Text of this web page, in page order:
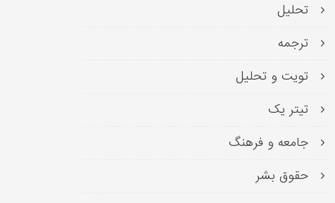
تحلیل
ترجمه
تویت و تحلیل
تیتر یک
جامعه و فرهنگ
حقوق بشر